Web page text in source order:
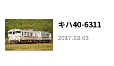
キハ40-6311
2017.03.03